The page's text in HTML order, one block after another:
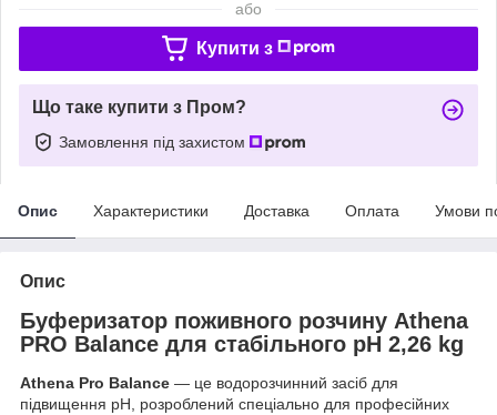
або
Купити з
Що таке купити з Пром?
Замовлення під захистом
Опис Характеристики Доставка Оплата Умови
Опис
Буферизатор поживного розчину Athena
PRO Balance для стабільного pH 2,26 kg
Athena Pro Balance — це водорозчинний засіб для
підвищення pH, розроблений спеціально для професійних